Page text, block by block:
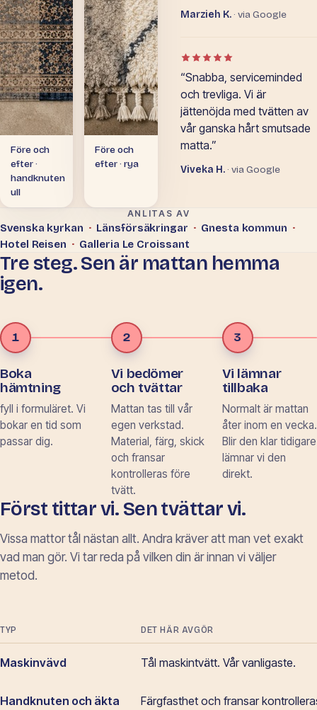
Före och
efter ·
handknuten
ull
Före och
efter · rya
Marzieh K. · via Google
Betyg: 5 av 5 i Google-
“Snabba, serviceminded
och trevliga. Vi är
jättenöjda med tvätten av
vår ganska hårt smutsade
matta.”
Viveka H. · via Google
ANLITAS AV
Svenska kyrkan · Länsförsäkringar · Gnesta kommun ·
Hotel Reisen · Galleria Le Croissant
Tre steg. Sen är mattan hemma
igen.
1
Boka
hämtning
fyll i formuläret. Vi
bokar en tid som
passar dig.
2
Vi bedömer
och tvättar
Mattan tas till vår
egen verkstad.
Material, färg, skick
och fransar
kontrolleras före
tvätt.
3
Vi lämnar
tillbaka
Normalt är mattan
åter inom en vecka.
Blir den klar tidigare
lämnar vi den
direkt.
Först tittar vi. Sen tvättar vi.
Vissa mattor tål nästan allt. Andra kräver att man vet exakt
vad man gör. Vi tar reda på vilken din är innan vi väljer
metod.
TYP DET HÄR AVGÖR
Maskinvävd Tål maskintvätt. Vår vanligaste.
Handknuten och äkta Färgfasthet och fransar